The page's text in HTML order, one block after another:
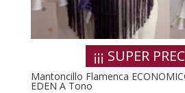
¡¡¡ SUPER
Mantoncillo Flamenca
EDEN A Tono